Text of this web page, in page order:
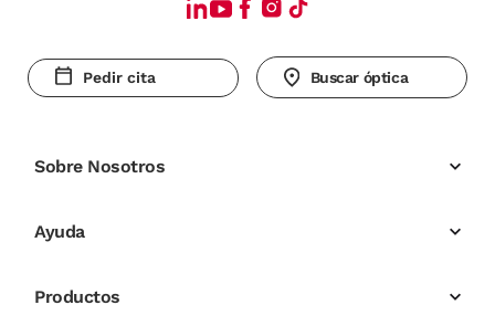
Pedir cita Buscar óptica
Sobre Nosotros
Ayuda
Productos